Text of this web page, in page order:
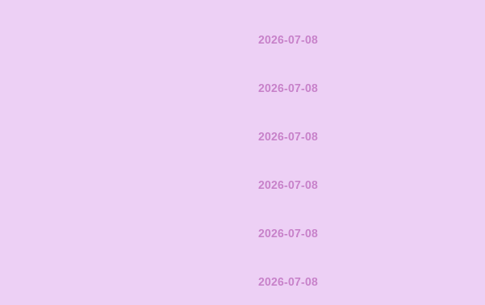
2026-07-08
2026-07-08
2026-07-08
2026-07-08
2026-07-08
2026-07-08